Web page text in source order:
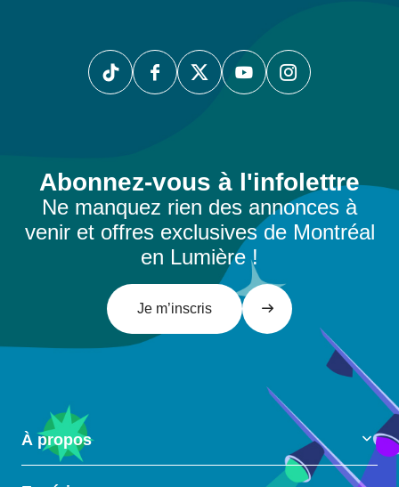
Abonnez-vous à l'infolettre
Ne manquez rien des annonces à
venir et offres exclusives de Montréal
en Lumière !
Je m’inscris
À propos